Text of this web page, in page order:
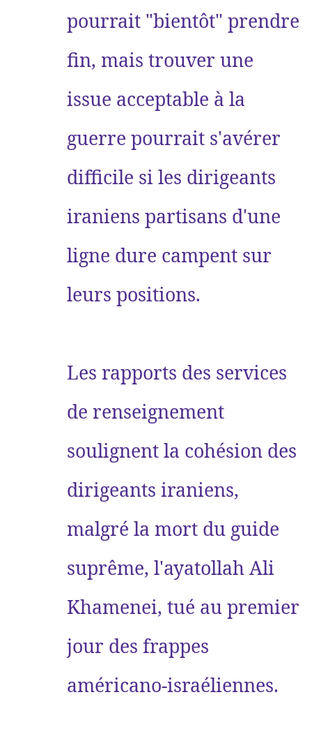
pourrait "bientôt" prendre
fin, mais trouver une
issue acceptable à la
guerre pourrait s'avérer
difficile si les dirigeants
iraniens partisans d'une
ligne dure campent sur
leurs positions.
Les rapports des services
de renseignement
soulignent la cohésion des
dirigeants iraniens,
malgré la mort du guide
suprême, l'ayatollah Ali
Khamenei, tué au premier
jour des frappes
américano-israéliennes.